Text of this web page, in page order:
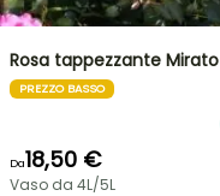
Rosa tappezzante Mirato
PREZZO BASSO
Da18,50 €
Vaso da 4L/5L